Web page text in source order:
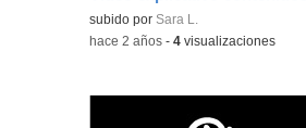
Contenido educativo.
subido por Sara L.
-hace 2 años -4 visualizaciones